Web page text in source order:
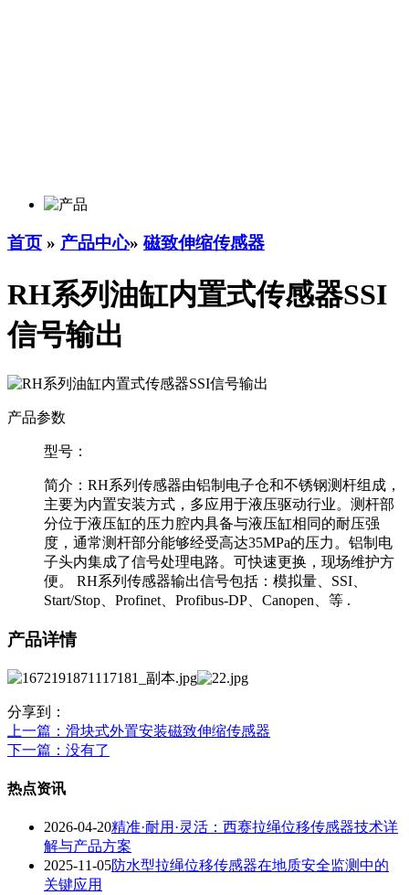
首页 » 产品中心»磁致伸缩传感器
RH系列油缸内置式传感器SSI
信号输出
产品参数
型号：
简介： RH系列传感器由铝制电子仓和不锈钢测杆组成，
主要为内置安装方式，多应用于液压驱动行业。测杆部
分位于液压缸的压力腔内具备与液压缸相同的耐压强
度，通常测杆部分能够经受高达35MPa的压力。铝制电
子头内集成了信号处理电路。可快速更换，现场维护方
便。 RH系列传感器输出信号包括：模拟量、SSI、
Start/Stop、Profinet、Profibus-DP、Canopen、等 .
产品详情
分享到：
上一篇 ：滑块式外置安装磁致伸缩传感器
下一篇 ：没有了
热点资讯
2026-04-20精准·耐用·灵活：西赛拉绳位移传感器技术详
解与产品方案
2025-11-05防水型拉绳位移传感器在地质安全监测中的
关键应用